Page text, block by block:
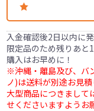
入金確認後2日以内に
限定品のため残りあと
購入はお早めに！
※沖縄・離島及び、バ
ノ)は送料が別途お見積
大型商品につきまして
せくださいますようお